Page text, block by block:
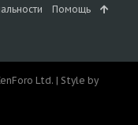
Помощь
Ltd. | Style by